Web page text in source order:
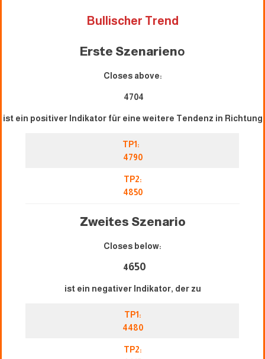
Bullischer Trend
Erste Szenarieno
Closes above:
4704
ist ein positiver Indikator für eine weitere Tendenz in Richtung
TP1:
4790
TP2:
4850
Zweites Szenario
Closes below:
4650
ist ein negativer Indikator, der zu
TP1:
4480
TP2: